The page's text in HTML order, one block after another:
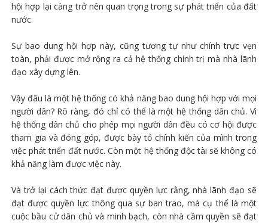
hội hợp lại càng trở nên quan trọng trong sự phát triển của đất
nước.
Sự bao dung hội hợp này, cũng tương tự như chính trực vẹn
toàn, phải được mở rộng ra cả hệ thống chính trị mà nhà lãnh
đạo xây dựng lên.
Vậy đâu là một hệ thống có khả năng bao dung hội hợp với mọi
người dân? Rõ ràng, đó chỉ có thể là một hệ thống dân chủ. Vì
hệ thống dân chủ cho phép mọi người dân đều có cơ hội được
tham gia và đóng góp, được bày tỏ chính kiến của mình trong
việc phát triển đất nước. Còn một hệ thống độc tài sẽ không có
khả năng làm được việc này.
Và trở lại cách thức đạt được quyền lực rằng, nhà lãnh đạo sẽ
đạt được quyền lực thông qua sự ban trao, mà cụ thể là một
cuộc bầu cử dân chủ và minh bạch, còn nhà cầm quyền sẽ đạt